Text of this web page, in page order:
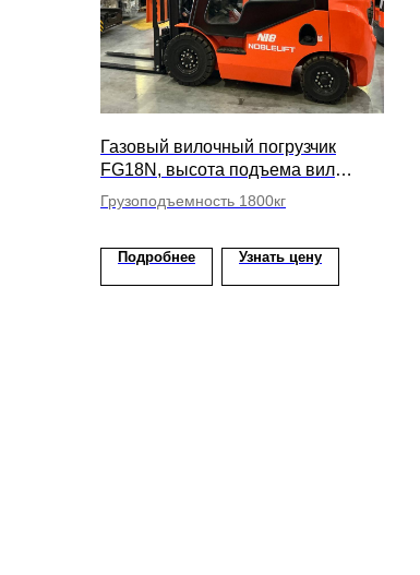
Газовый вилочный погрузчик
FG18N, высота подъема вил
4800мм
Грузоподъемность 1800кг
Подробнее Узнать цену